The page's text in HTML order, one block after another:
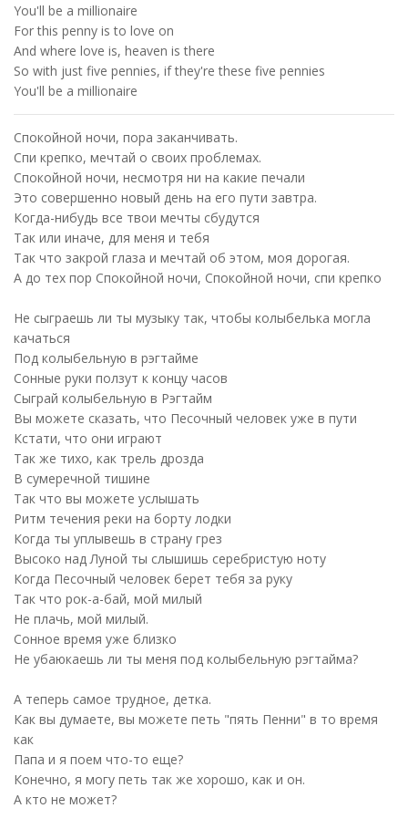
You'll be a millionaire
For this penny is to love on
And where love is, heaven is there
So with just five pennies, if they're these five pennies
You'll be a millionaire
Спокойной ночи, пора заканчивать.
Спи крепко, мечтай о своих проблемах.
Спокойной ночи, несмотря ни на какие печали
Это совершенно новый день на его пути завтра.
Когда-нибудь все твои мечты сбудутся
Так или иначе, для меня и тебя
Так что закрой глаза и мечтай об этом, моя дорогая.
А до тех пор Спокойной ночи, Спокойной ночи, спи крепко
Не сыграешь ли ты музыку так, чтобы колыбелька могла
качаться
Под колыбельную в рэгтайме
Сонные руки ползут к концу часов
Сыграй колыбельную в Рэгтайм
Вы можете сказать, что Песочный человек уже в пути
Кстати, что они играют
Так же тихо, как трель дрозда
В сумеречной тишине
Так что вы можете услышать
Ритм течения реки на борту лодки
Когда ты уплывешь в страну грез
Высоко над Луной ты слышишь серебристую ноту
Когда Песочный человек берет тебя за руку
Так что рок-а-бай, мой милый
Не плачь, мой милый.
Сонное время уже близко
Не убаюкаешь ли ты меня под колыбельную рэгтайма?
А теперь самое трудное, детка.
Как вы думаете, вы можете петь "пять Пенни" в то время
как
Папа и я поем что-то еще?
Конечно, я могу петь так же хорошо, как и он.
А кто не может?